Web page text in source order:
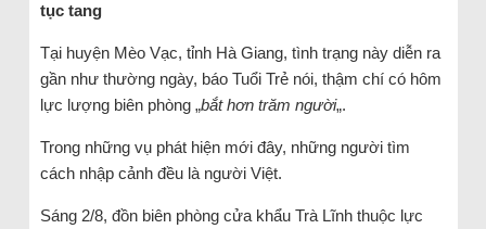
tục tang
Tại huyện Mèo Vạc, tỉnh Hà Giang, tình trạng này diễn ra
gần như thường ngày, báo Tuổi Trẻ nói, thậm chí có hôm
lực lượng biên phòng „bắt hơn trăm người„.
Trong những vụ phát hiện mới đây, những người tìm
cách nhập cảnh đều là người Việt.
Sáng 2/8, đồn biên phòng cửa khẩu Trà Lĩnh thuộc lực